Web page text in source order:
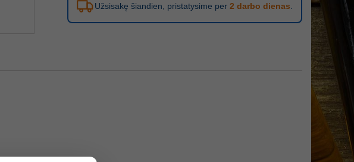
Užsisakę šiandien, pristatysime per 2 darbo dienas